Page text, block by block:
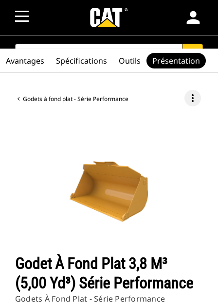
person
SEARCH search
Godets à fond plat - Série Performance more_vert
Godet À Fond Plat 3,8 M³
(5,00 Yd³) Série Performance
Godets À Fond Plat - Série Performance
Avantages Spécifications Outils Présentation